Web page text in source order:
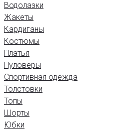
Водолазки
Жакеты
Кардиганы
Костюмы
Платья
Пуловеры
Спортивная одежда
Толстовки
Топы
Шорты
Юбки